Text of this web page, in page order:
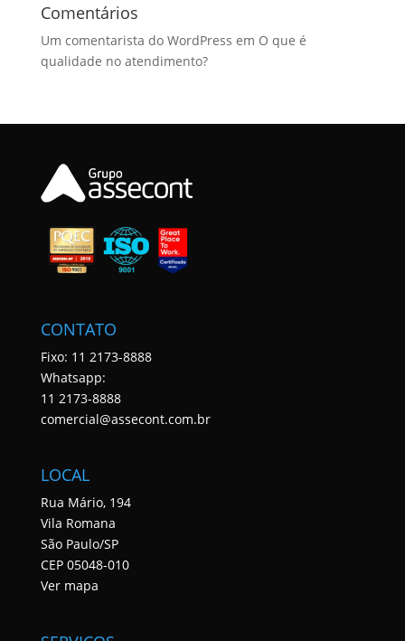
Comentários
Um comentarista do WordPress em O que é
qualidade no atendimento?
CONTATO
Fixo: 11 2173-8888
Whatsapp:
11 2173-8888
comercial@assecont.com.br
LOCAL
Rua Mário, 194
Vila Romana
São Paulo/SP
CEP 05048-010
Ver mapa